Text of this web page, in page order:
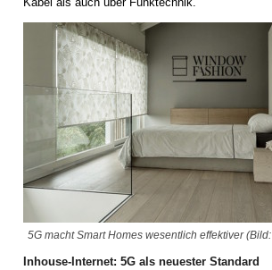
5G macht Smart Homes wesentlich effektiver (Bild:
Inhouse-Internet: 5G als neuester Standard